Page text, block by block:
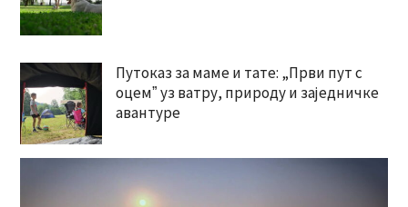
Путоказ за маме и тате: „Први пут с
оцемˮ уз ватру, природу и заједничке
авантуре